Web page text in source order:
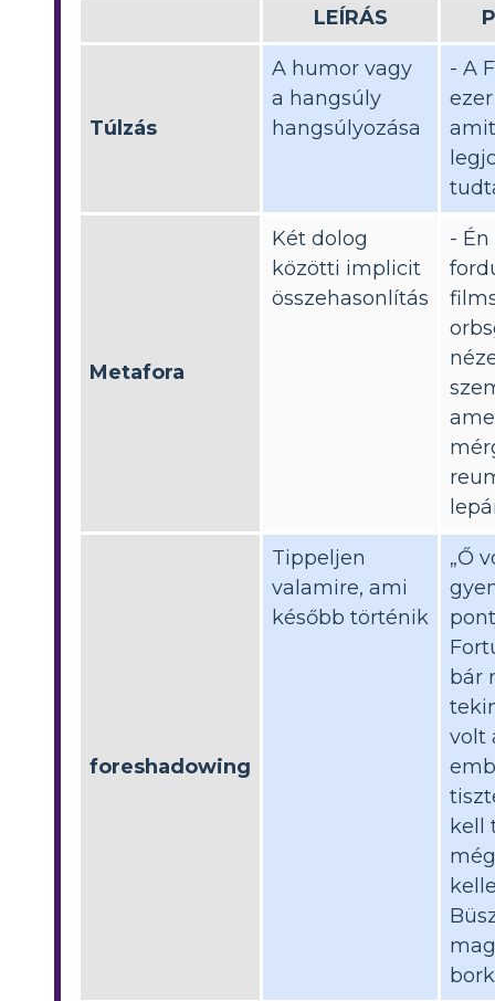
LEÍRÁS
Túlzás
A humor vagy
a hangsúly
hangsúlyozása
- A
Metafora
Két dolog
közötti implicit
összehasonlítás
-
foreshadowing
Tippeljen
valamire, ami
később történik
„Ő
bár
volt
kell